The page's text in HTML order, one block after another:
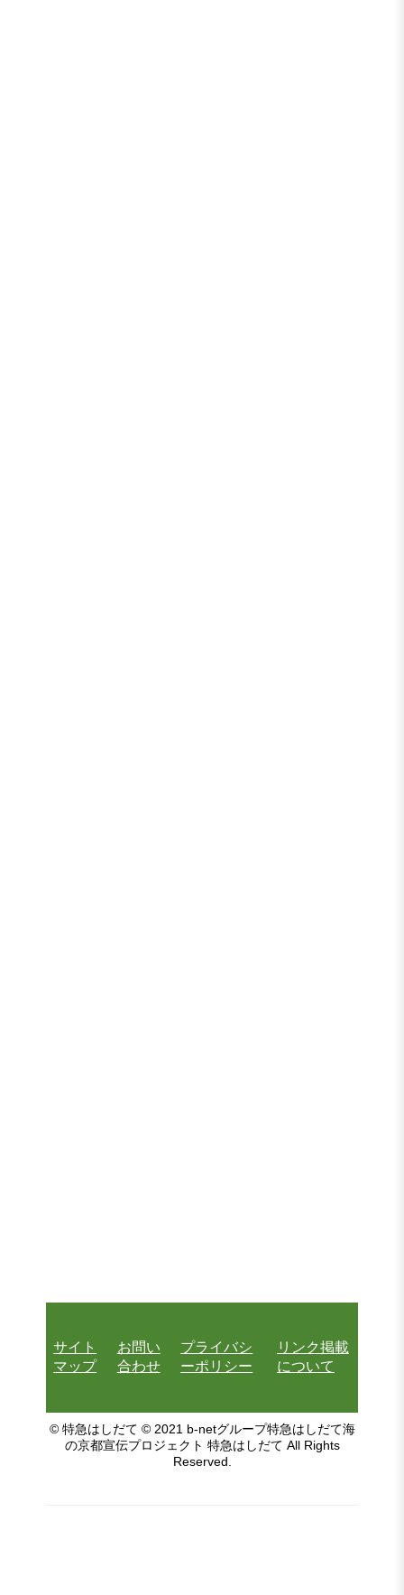
サイト
マップ
お問い
合わせ
プライバシ
ーポリシー
リンク掲載
について
© 特急はしだて © 2021 b-netグループ特急はしだて海
の京都宣伝プロジェクト 特急はしだて All Rights
Reserved.